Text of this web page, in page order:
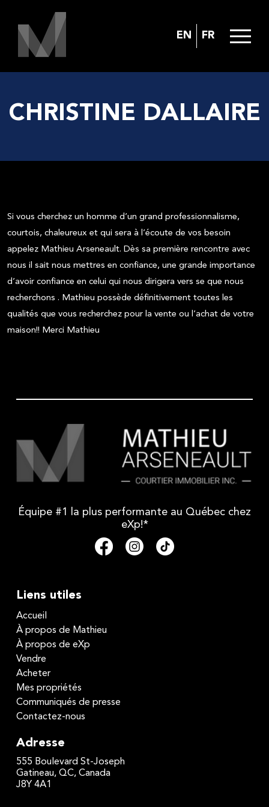
EN FR
CHRISTINE DALLAIRE
Si vous cherchez un homme d’un grand professionnalisme,
courtois, chaleureux et qui sera à l’écoute de vos besoin
appelez Mathieu Arseneault. Dès sa première rencontre avec
nous il sait nous mettres en confiance, une grande importance
d’avoir confiance en celui qui nous dirigera vers se que nous
recherchons . Mathieu possède définitivement toutes les
qualités que vous recherchez pour la vente ou l’achat de votre
maison!! Merci Mathieu
Équipe #1 la plus performante au Québec chez
eXp!*
Liens utiles
Accueil
À propos de Mathieu
À propos de eXp
Vendre
Acheter
Mes propriétés
Communiqués de presse
Contactez-nous
Adresse
555 Boulevard St-Joseph
Gatineau, QC, Canada
J8Y 4A1